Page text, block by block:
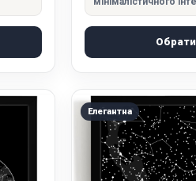
Обрати
Елегантна